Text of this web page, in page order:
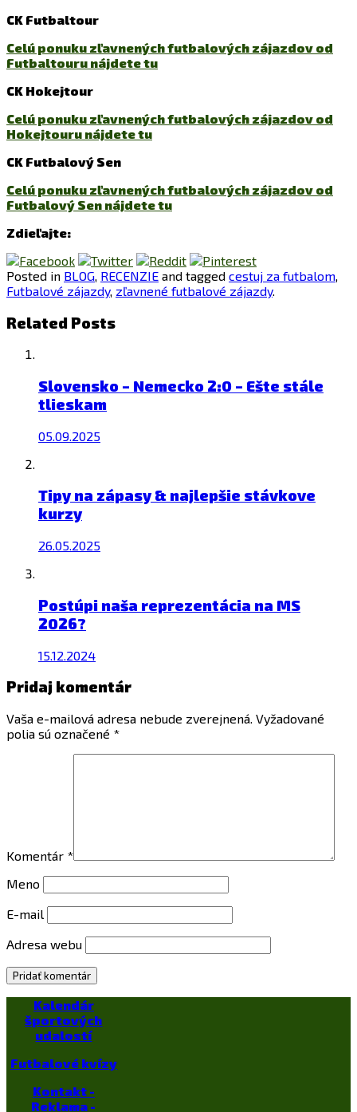
CK Futbaltour
Celú ponuku zľavnených futbalových zájazdov od
Futbaltouru nájdete tu
CK Hokejtour
Celú ponuku zľavnených futbalových zájazdov od
Hokejtouru nájdete tu
CK Futbalový Sen
Celú ponuku zľavnených futbalových zájazdov od
Futbalový Sen nájdete tu
Zdieľajte:
Posted in BLOG, RECENZIE and tagged cestuj za futbalom,
Futbalové zájazdy, zľavnené futbalové zájazdy.
Related Posts
Slovensko – Nemecko 2:0 – Ešte stále
tlieskam
05.09.2025
Tipy na zápasy & najlepšie stávkove
kurzy
26.05.2025
Postúpi naša reprezentácia na MS
2026?
15.12.2024
Pridaj komentár
Vaša e-mailová adresa nebude zverejnená. Vyžadované
polia sú označené *
Komentár *
Meno
E-mail
Adresa webu
Kalendár
športových
udalostí
Futbalové kvízy
Kontakt -
Reklama -